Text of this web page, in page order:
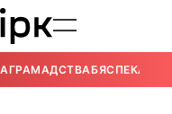
ГРАМАДСТВАБЯСПЕКА